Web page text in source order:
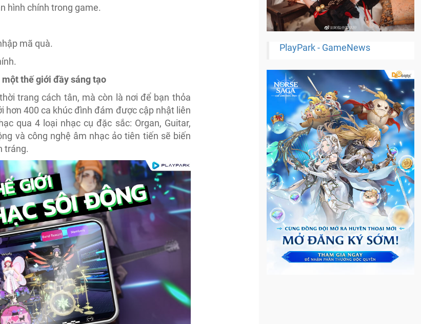
hình chính trong game.
mã quà.
thế giới đầy sáng tạo
trang cách tân, mà còn là nơi để bạn thỏa
hơn 400 ca khúc đình đám được cập nhật liên
qua 4 loại nhạc cụ đặc sắc: Organ, Guitar,
và công nghệ âm nhạc ảo tiên tiến sẽ biến
tráng.